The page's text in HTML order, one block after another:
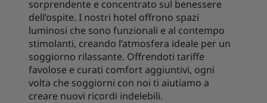
sorprendente e concentrato sul benessere
dell’ospite. I nostri hotel offrono spazi
luminosi che sono funzionali e al contempo
stimolanti, creando l’atmosfera ideale per un
soggiorno rilassante. Offrendoti tariffe
favolose e curati comfort aggiuntivi, ogni
volta che soggiorni con noi ti aiutiamo a
creare nuovi ricordi indelebili.